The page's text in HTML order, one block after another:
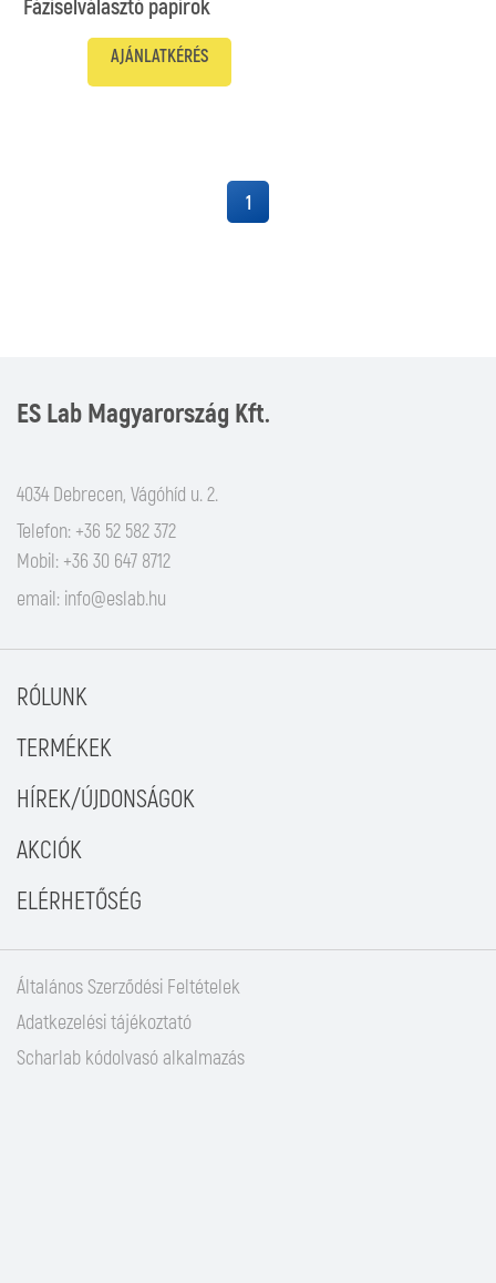
Fáziselválasztó papírok
AJÁNLATKÉRÉS
1
ES Lab Magyarország Kft.
4034 Debrecen, Vágóhíd u. 2.
Telefon: +36 52 582 372
Mobil: +36 30 647 8712
email: info@eslab.hu
RÓLUNK
TERMÉKEK
HÍREK/ÚJDONSÁGOK
AKCIÓK
ELÉRHETŐSÉG
Általános Szerződési Feltételek
Adatkezelési tájékoztató
Scharlab kódolvasó alkalmazás